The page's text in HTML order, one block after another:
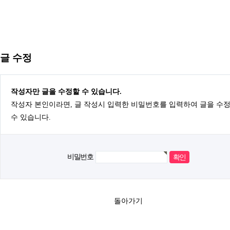
글 수정
작성자만 글을 수정할 수 있습니다.
작성자 본인이라면, 글 작성시 입력한 비밀번호를 입력하여 글을 수
수 있습니다.
비밀번호
돌아가기